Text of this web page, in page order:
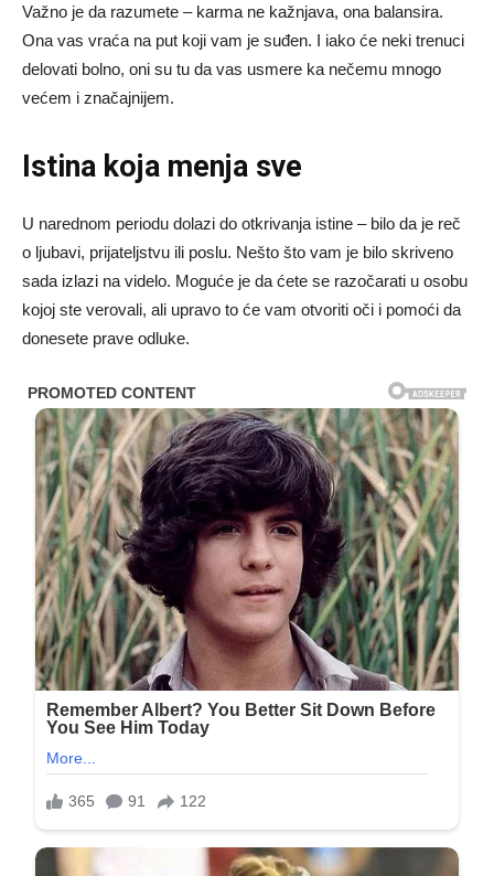
Važno je da razumete – karma ne kažnjava, ona balansira.
Ona vas vraća na put koji vam je suđen. I iako će neki trenuci
delovati bolno, oni su tu da vas usmere ka nečemu mnogo
većem i značajnijem.
Istina koja menja sve
U narednom periodu dolazi do otkrivanja istine – bilo da je reč
o ljubavi, prijateljstvu ili poslu. Nešto što vam je bilo skriveno
sada izlazi na videlo. Moguće je da ćete se razočarati u osobu
kojoj ste verovali, ali upravo to će vam otvoriti oči i pomoći da
donesete prave odluke.